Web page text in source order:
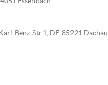
Benz-Str.1, DE-85221 Dachau